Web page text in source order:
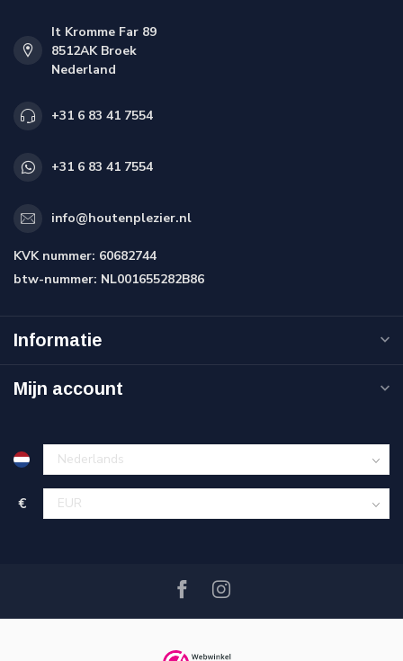
It Kromme Far 89
8512AK Broek
Nederland
+31 6 83 41 7554
+31 6 83 41 7554
info@houtenplezier.nl
KVK nummer: 60682744
btw-nummer: NL001655282B86
Informatie
Mijn account
€